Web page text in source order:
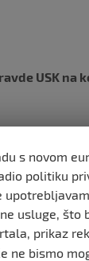
USK na
i
jeEnes
s novom
politiku
usluge, što
prikaz
ne bismo